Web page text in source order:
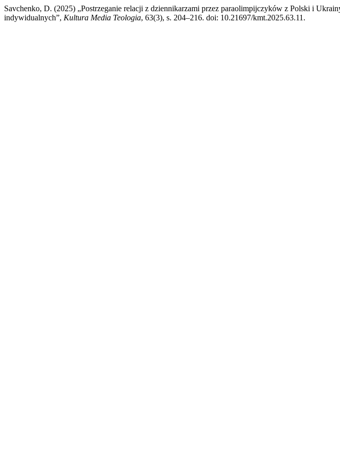
Savchenko, D. (2025) „Postrzeganie relacji z dziennikarzami przez paraolimpijczyków z Polski i
indywidualnych”, Kultura Media Teologia, 63(3), s. 204–216. doi: 10.21697/kmt.2025.63.11.